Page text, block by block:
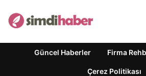
Güncel Haberler Firma
Çerez Politikası